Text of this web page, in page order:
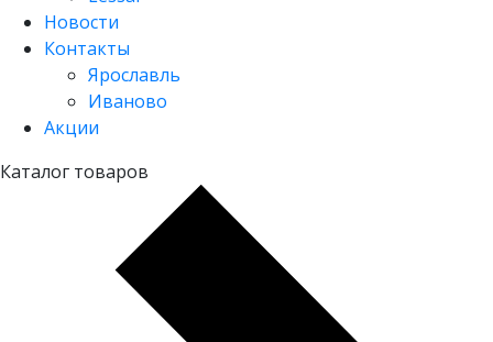
Новости
Контакты
Ярославль
Иваново
Акции
Каталог товаров